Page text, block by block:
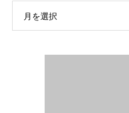
月を選択